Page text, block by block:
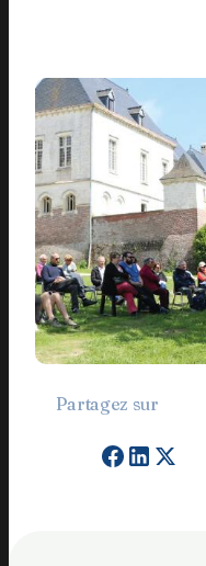
En appuyant sur le bouton de
acceptez notrepolitique de
Partagez sur